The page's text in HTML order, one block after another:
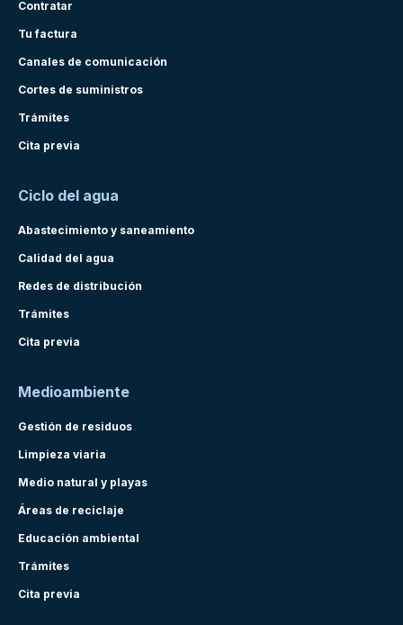
Contratar
Tu factura
Canales de comunicación
Cortes de suministros
Trámites
Cita previa
Ciclo del agua
Abastecimiento y saneamiento
Calidad del agua
Redes de distribución
Trámites
Cita previa
Medioambiente
Gestión de residuos
Limpieza viaria
Medio natural y playas
Áreas de reciclaje
Educación ambiental
Trámites
Cita previa